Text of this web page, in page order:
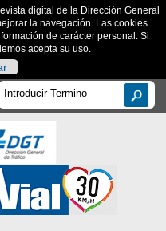
digital de la Dirección General
la navegación. Las cookies
de carácter personal. Si
acepta su uso.